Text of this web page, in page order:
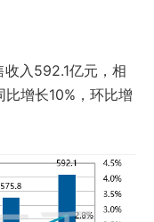
入592.1亿元，相
增长10%，环比增